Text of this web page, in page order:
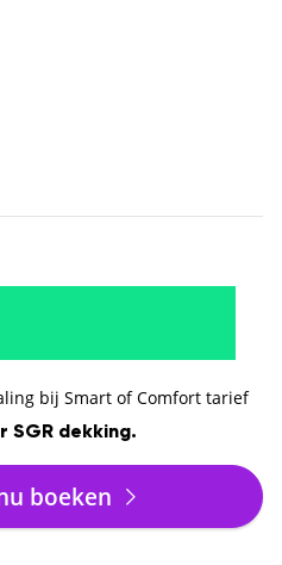
bij Smart of Comfort tarief
SGR dekking.
boeken